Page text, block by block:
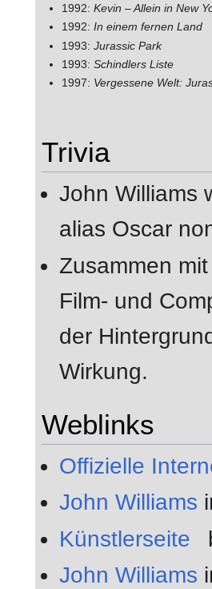
1992:Kevin – Allein in New
1992:In einem fernen Land
1993:Jurassic Park
1993:Schindlers Liste
1997: Vergessene Welt:
Trivia
John Williams
alias Oscar
Zusammen
Film- und
der
Wirkung.
Weblinks
Offizielle
John Williams
Künstlerseite
John Williams